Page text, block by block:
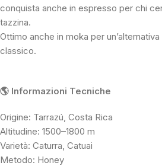
conquista anche in espresso per chi
tazzina.
Ottimo anche in moka per
classico.
🌎 Informazioni Tecniche
Origine: Tarrazú, Costa Rica
Altitudine: 1500–1800 m
Varietà: Caturra, Catuai
Metodo: Honey